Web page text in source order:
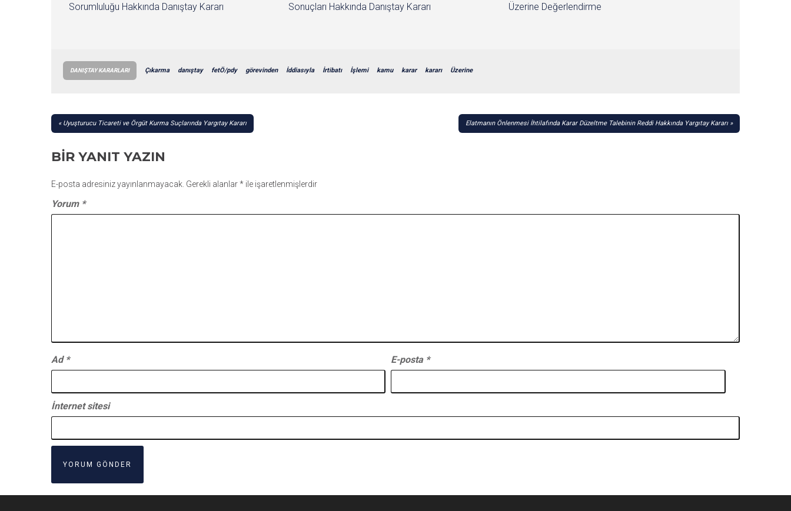
Sorumluluğu Hakkında Danıştay Kararı
Sonuçları Hakkında Danıştay Kararı
Üzerine Değerlendirme
DANIŞTAY KARARLARI Çıkarma danıştay fetÖ/pdy görevinden İddiasıyla İrtibatı İşlemi kamu karar kararı Üzerine
YAZI
Uyuşturucu Ticareti ve Örgüt Kurma Suçlarında Yargıtay Kararı Elatmanın Önlenmesi İhtilafında Karar Düzeltme Talebinin Reddi Hakkında Yargıtay Kararı
BIR YANIT YAZIN
E-posta adresiniz yayınlanmayacak. Gerekli alanlar* ile işaretlenmişlerdir
Yorum *
Ad * E-posta *
İnternet sitesi